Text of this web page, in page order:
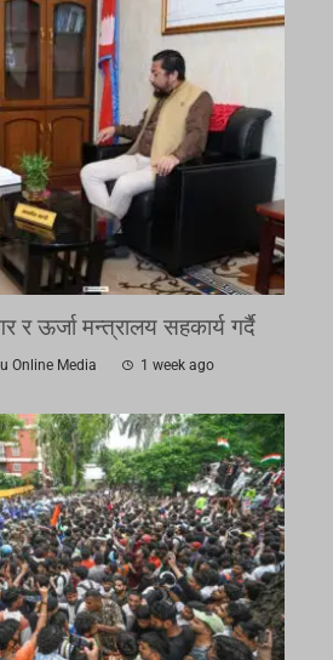
र ऊर्जा मन्त्रालय सहकार्य गर्दै
Online Media 1 week ago